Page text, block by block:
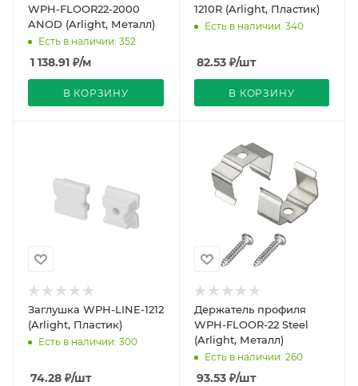
WPH-FLOOR22-2000
ANOD (Arlight, Металл)
Есть в наличии: 352
1 138.91 ₽/м
В КОРЗИНУ
1210R (Arlight, Пластик)
Есть в наличии: 340
82.53₽/шт
В КОРЗИНУ
Заглушка WPH-LINE-1212
(Arlight, Пластик)
Есть в наличии: 300
74.28 ₽/шт
Держатель профиля
WPH-FLOOR-22 Steel
(Arlight, Металл)
Есть в наличии: 260
93.53₽/шт